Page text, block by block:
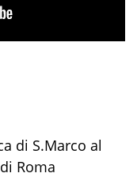
di S.Marco al
Roma